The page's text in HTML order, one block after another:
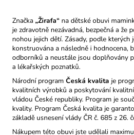
Značka „Žirafa“ na dětské obuvi
je zdravotně nezávadná, bezpečná a že
nohou jejich dětí. Zásady, podle kterých
konstruována a následně i hodnocena,
odborníků a neustále jsou doplňovány
a lékařských poznatků.
Národní program Česká kvalita je
kvalitních výrobků a poskytování
vládou České republiky. Program je
kvality. Program Česká kvalita je
základě usnesení vlády ČR č. 685 z 26.
Nákupem této obuvi jste udělali